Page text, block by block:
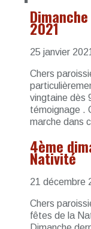
2021
25 janvier
Chers
vingtaine dès
témoignage .
marche dans
4ème
Nativité
21 décembre
Chers
fêtes de la